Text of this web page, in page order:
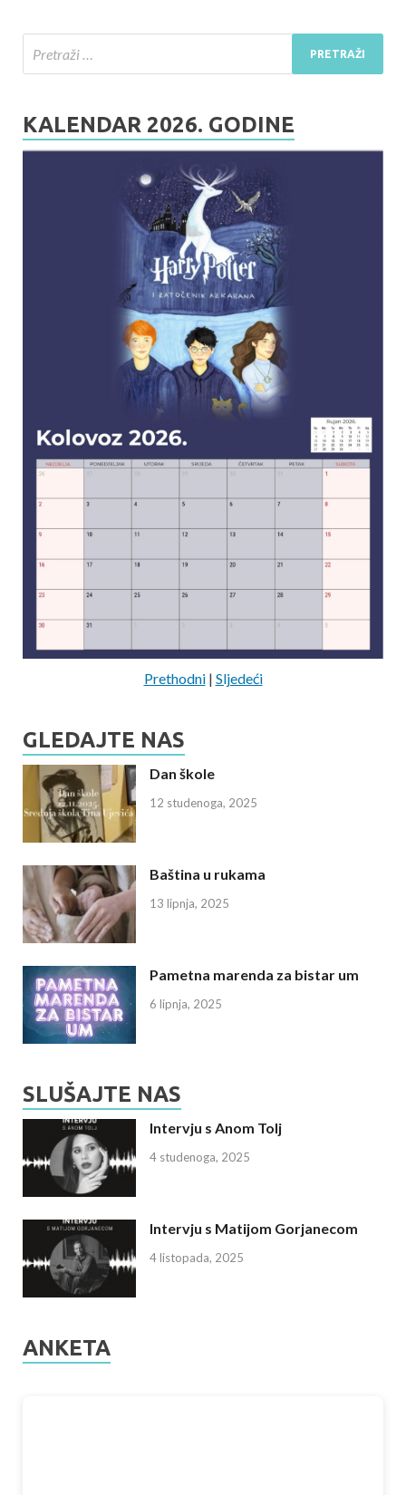
KALENDAR 2026. GODINE
Prethodni| Sljedeći
GLEDAJTE NAS
Dan škole
12 studenoga, 2025
Baština u rukama
13 lipnja, 2025
Pametna marenda za bistar um
6 lipnja, 2025
SLUŠAJTE NAS
Intervju s Anom Tolj
4 studenoga, 2025
Intervju s Matijom Gorjanecom
4 listopada, 2025
ANKETA